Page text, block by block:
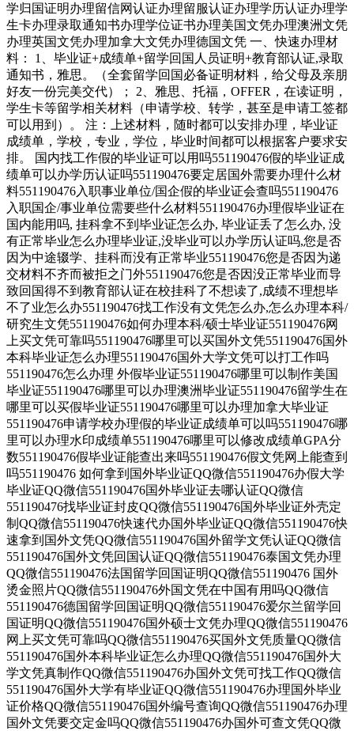
学归国证明办理留信网认证办理留服认证办理学历认证办理学
生卡办理录取通知书办理学位证书办理美国文凭办理澳洲文凭
办理英国文凭办理加拿大文凭办理德国文凭 一、快速办理材
料： 1、毕业证+成绩单+留学回国人员证明+教育部认证,录取
通知书，雅思。（全套留学回国必备证明材料，给父母及亲朋
好友一份完美交代）； 2、雅思、托福，OFFER，在读证明，
学生卡等留学相关材料（申请学校、转学，甚至是申请工签都
可以用到）。 注：上述材料，随时都可以安排办理，毕业证
成绩单，学校，专业，学位，毕业时间都可以根据客户要求安
排。 国内找工作假的毕业证可以用吗551190476假的毕业证成
绩单可以办学历认证吗551190476要定居国外需要办理什么材
料551190476入职事业单位/国企假的毕业证会查吗551190476
入职国企/事业单位需要些什么材料551190476办理假毕业证在
国内能用吗, 挂科拿不到毕业证怎么办, 毕业证丢了怎么办, 没
有正常毕业怎么办理毕业证,没毕业可以办学历认证吗,您是否
因为中途辍学、挂科而没有正常毕业551190476您是否因为递
交材料不齐而被拒之门外551190476您是否因没正常毕业而导
致回国得不到教育部认证在校挂科了不想读了,成绩不理想毕
不了业怎么办551190476找工作没有文凭怎么办,怎么办理本科/
研究生文凭551190476如何办理本科/硕士毕业证551190476网
上买文凭可靠吗551190476哪里可以买国外文凭551190476国外
本科毕业证怎么办理551190476国外大学文凭可以打工作吗
551190476怎么办理 外假毕业证551190476哪里可以制作美国
毕业证551190476哪里可以办理澳洲毕业证551190476留学生在
哪里可以买假毕业证551190476哪里可以办理加拿大毕业证
551190476申请学校办理假的毕业证成绩单可以吗551190476哪
里可以办理水印成绩单551190476哪里可以修改成绩单GPA分
数551190476假毕业证能查出来吗551190476假文凭网上能查到
吗551190476 如何拿到国外毕业证QQ微信551190476办假大学
毕业证QQ微信551190476国外毕业证去哪认证QQ微信
551190476找毕业证封皮QQ微信551190476国外毕业证外壳定
制QQ微信551190476快速代办国外毕业证QQ微信551190476快
速拿到国外文凭QQ微信551190476国外留学文凭认证QQ微信
551190476国外文凭回国认证QQ微信551190476泰国文凭办理
QQ微信551190476法国留学回国证明QQ微信551190476 国外
烫金照片QQ微信551190476外国文凭在中国有用吗QQ微信
551190476德国留学回国证明QQ微信551190476爱尔兰留学回
国证明QQ微信551190476国外硕士文凭办理QQ微信551190476
网上买文凭可靠吗QQ微信551190476买国外文凭质量QQ微信
551190476国外本科毕业证怎么办理QQ微信551190476国外大
学文凭真制作QQ微信551190476办国外文凭可找工作QQ微信
551190476国外大学有毕业证QQ微信551190476办理国外毕业
证价格QQ微信551190476国外编号查询QQ微信551190476办理
国外文凭要交定金吗QQ微信551190476办国外可查文凭QQ微